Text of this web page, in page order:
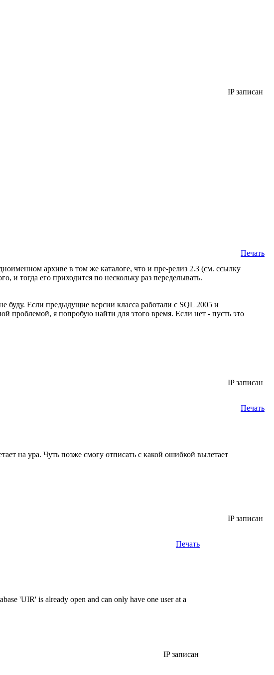
IP записан
Печать
архиве в том же каталоге, что и пре-релиз 2.3 (см. ссылку
и тогда его приходится по нескольку раз переделывать.
буду. Если предыдущие версии класса работали с SQL 2005 и
проблемой, я попробую найти для этого время. Если нет - пусть это
IP записан
Печать
на ура. Чуть позже смогу отписать с какой ошибкой вылетает
IP записан
Печать
'UIR' is already open and can only have one user at a
IP записан